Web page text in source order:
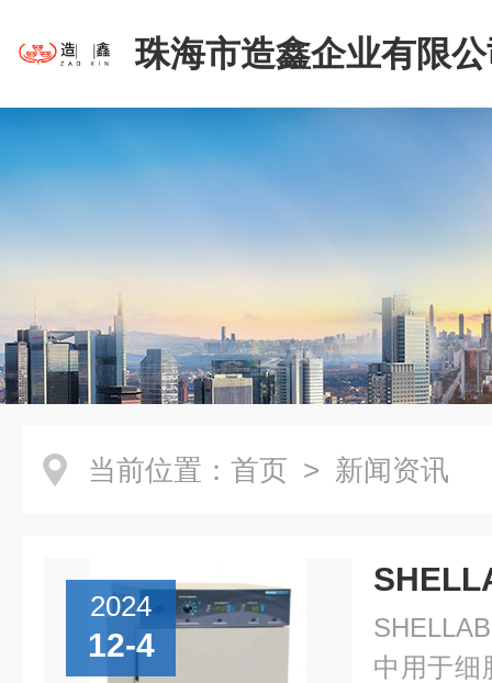
珠海市造鑫企业有限
当前位置： 首页 > 新闻资讯
2024
12-4
中用于细